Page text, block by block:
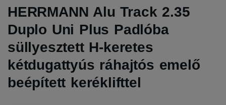
HERRMANN Alu Track 2.35
Duplo Uni Plus Padlóba
süllyesztett H-keretes
kétdugattyús ráhajtós emelő
beépített keréklifttel